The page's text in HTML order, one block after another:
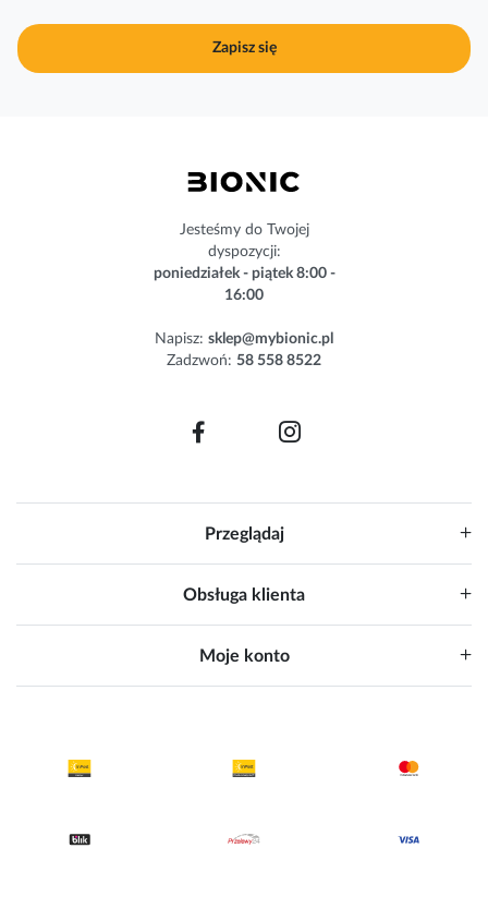
j
n
Zapisz się
Jesteśmy do Twojej
dyspozycji:
poniedziałek - piątek 8:00 -
16:00
Napisz: sklep@mybionic.pl
Zadzwoń: 58 558 8522
Przeglądaj
Obsługa klienta
Moje konto